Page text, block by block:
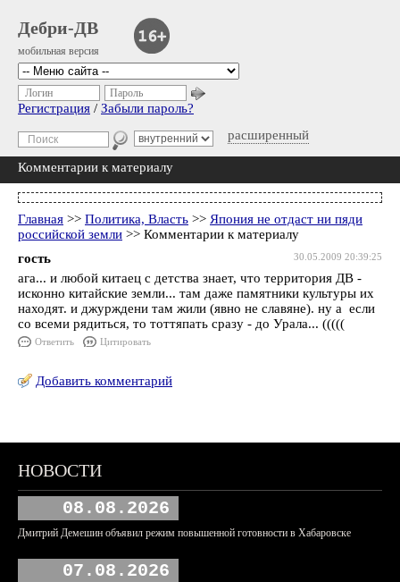
Дебри-ДВ
мобильная версия
расширенный
Логин Пароль
Регистрация / Забыли пароль?
Комментарии к материалу
Главная >> Политика, Власть >> Япония не отдаст ни пяди
российской земли >> Комментарии к материалу
30.05.2009 20:39:25
гость
ага... и любой китаец с детства знает, что территория ДВ -
исконно китайские земли... там даже памятники культуры их
находят. и джурждени там жили (явно не славяне). ну а если
со всеми рядиться, то тоттяпать сразу - до Урала... (((((
Ответить Цитировать
Добавить комментарий
НОВОСТИ
08.08.2026
Дмитрий Демешин объявил режим повышенной готовности в Хабаровске
07.08.2026